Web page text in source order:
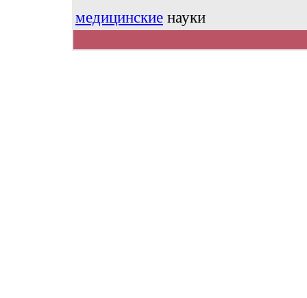
медицинские науки